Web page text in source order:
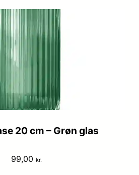
20 cm – Grøn glas
99,00 kr.